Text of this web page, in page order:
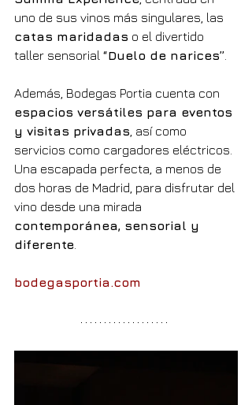
uno de sus vinos más singulares, las
catas maridadas o el divertido
taller sensorial “Duelo de narices”
Además, Bodegas Portia cuenta con
espacios versátiles para eventos
y visitas privadas , así como
servicios como cargadores eléctricos.
Una escapada perfecta, a menos de
dos horas de Madrid, para disfrutar del
vino desde una mirada
contemporánea, sensorial y
diferente
bodegasportia.com